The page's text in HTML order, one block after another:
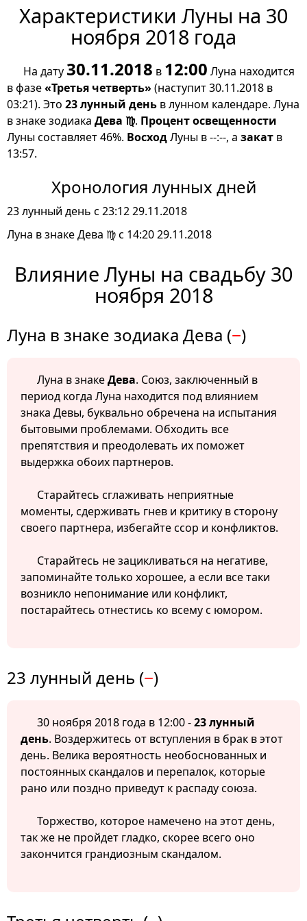
Характеристики Луны на 30
ноября 2018 года
На дату30.11.2018 в 12:00 Луна находится
в фазе«Третья четверть»(наступит 30.11.2018 в
03:21). Это 23 лунный день в лунном календаре. Луна
в знаке зодиака Дева ♍. Процент освещенности
Луны составляет 46%. ВосходЛуны в --:--, а закат в
13:57.
Хронология лунных дней
23 лунный день с 23:12 29.11.2018
Луна в знаке Дева ♍ с 14:20 29.11.2018
Влияние Луны на свадьбу 30
ноября 2018
Луна в знаке зодиака Дева (−)
Луна в знакеДева. Союз, заключенный в
период когда Луна находится под влиянием
знака Девы, буквально обречена на испытания
бытовыми проблемами. Обходить все
препятствия и преодолевать их поможет
выдержка обоих партнеров.
Старайтесь сглаживать неприятные
моменты, сдерживать гнев и критику в сторону
своего партнера, избегайте ссор и конфликтов.
Старайтесь не зацикливаться на негативе,
запоминайте только хорошее, а если все таки
возникло непонимание или конфликт,
постарайтесь отнестись ко всему с юмором.
23 лунный день (−)
30 ноября 2018 года в 12:00 -23 лунный
день. Воздержитесь от вступления в брак в этот
день. Велика вероятность необоснованных и
постоянных скандалов и перепалок, которые
рано или поздно приведут к распаду союза.
Торжество, которое намечено на этот день,
так же не пройдет гладко, скорее всего оно
закончится грандиозным скандалом.